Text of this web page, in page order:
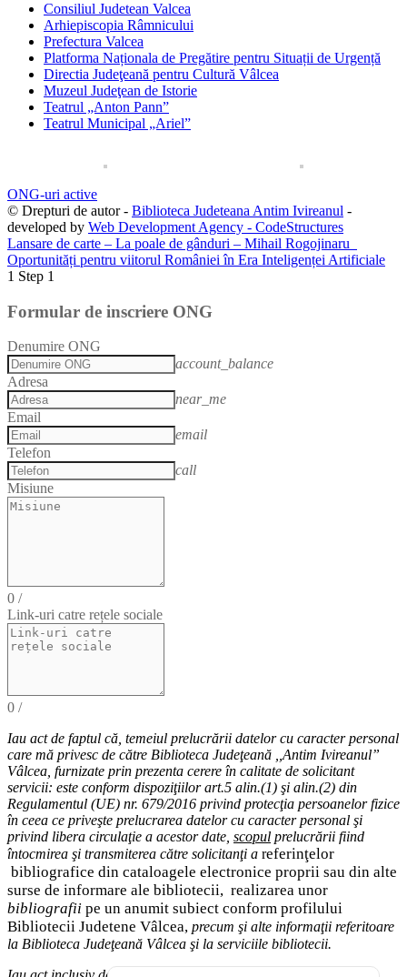
Consiliul Judetean Valcea
Arhiepiscopia Râmnicului
Prefectura Valcea
Platforma Naționala de Pregătire pentru Situații de Urgență
Directia Judeţeană pentru Cultură Vâlcea
Muzeul Judeţean de Istorie
Teatrul „Anton Pann”
Teatrul Municipal „Ariel”
ONG-uri active
© Drepturi de autor - Biblioteca Judeteana Antim Ivireanul -
developed by Web Development Agency - CodeStructures
Lansare de carte – La poale de gânduri – Mihail Rogojinaru
Oportunități pentru viitorul României în Era Inteligenței Artificiale
1 Step 1
Formular de inscriere ONG
Denumire ONG
account_balance
Adresa
near_me
Email
email
Telefon
call
Misiune
0 /
Link-uri catre rețele sociale
0 /
Iau act de faptul că, temeiul prelucrării datelor cu caracter personal
care mă privesc de către Biblioteca Judeţeană ,,Antim Ivireanul”
Vâlcea, furnizate prin prezenta cerere în calitate de solicitant
servicii: este conform dispoziţiilor art.5 alin.(1) şi alin.(2) din
Regulamentul (UE) nr. 679/2016 privind protecţia persoanelor fizice
în ceea ce priveşte prelucrarea datelor cu caracter personal şi
privind libera circulaţie a acestor date, scopul prelucrării fiind
întocmirea şi transmiterea către solicitanţi a referinţelor
bibliografice din cataloagele electronice proprii sau din alte
surse de informare ale bibliotecii, realizarea unor
bibliografii pe un anumit subiect conform profilului
Bibliotecii Judetene Vâlcea, precum şi alte informaţii referitoare
la Biblioteca Judeţeană Vâlcea şi la serviciile bibliotecii.